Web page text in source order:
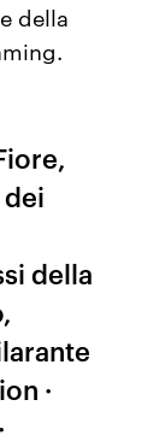
della
della
·